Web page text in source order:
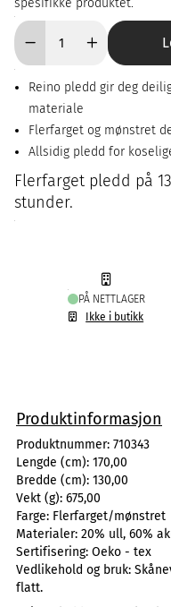
spesifikke produktet.
Reino pledd gir deg
materiale
Flerfarget og mønstret
Allsidig pledd for
Flerfarget pledd på
stunder.
PÅ NETTLAGER
Ikke i butikk
Produktinformasjon
Produktnummer: 710343
Lengde (cm): 170,00
Bredde (cm): 130,00
Vekt (g): 675,00
Farge: Flerfarget/mønstret
Materialer: 20% ull, 60%
Sertifisering: Oeko - tex
Vedlikehold og bruk:
flatt.